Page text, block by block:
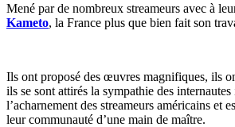
Mené par de nombreux streameurs avec à
Kameto, la France plus que bien fait son
Ils ont proposé des œuvres magnifiques, ils
ils se sont attirés la sympathie des
l’acharnement des streameurs américains et
leur communauté d’une main de maître.